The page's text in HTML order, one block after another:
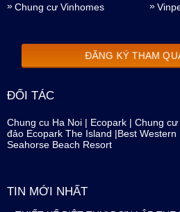
Chung cư Vinhomes
ĐĂNG KÝ THAM
ĐỐI TÁC
Chung cu Ha Noi | Ecopark | Chung cư
đảo Ecopark The Island |Best Western
Seahorse Beach Resort
TIN MỚI NHẤT